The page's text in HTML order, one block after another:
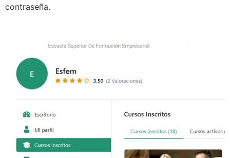
contraseña.